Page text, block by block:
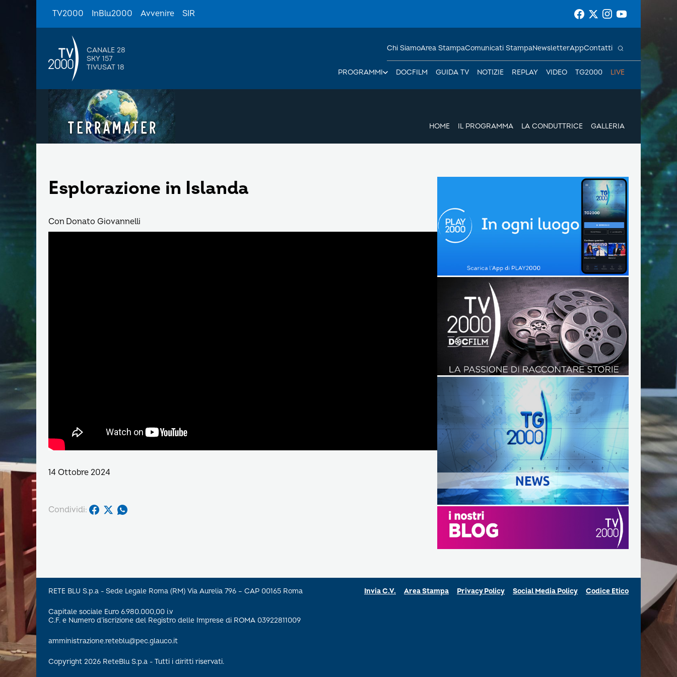
TV2000 InBlu2000 Avvenire SIR
CANALE 28
SKY 157
TIVUSAT 18
PROGRAMMI DOCFILM GUIDA TV NOTIZIE REPLAY VIDEO TG2000 LIVE
Chi SiamoArea StampaComunicati StampaNewsletterAppContatti
HOME IL PROGRAMMA LA CONDUTTRICE GALLERIA
Esplorazione in Islanda
Con Donato Giovannelli
14 Ottobre 2024
Condividi:
RETE BLU S.p.a - Sede Legale Roma (RM) Via Aurelia 796 – CAP 00165 Roma
Capitale sociale Euro 6.980.000,00 i.v
C.F. e Numero d’iscrizione del Registro delle Imprese di ROMA 03922811009
amministrazione.reteblu@pec.glauco.it
Copyright 2026 ReteBlu S.p.a - Tutti i diritti riservati.
Invia C.V. Area Stampa Privacy Policy Social Media Policy Codice Etico